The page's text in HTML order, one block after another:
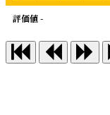
評価値 -